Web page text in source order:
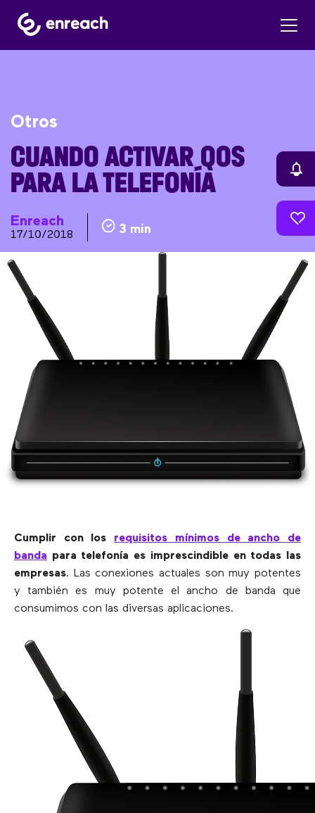
Otros
CUANDO ACTIVAR QOS
PARA LA TELEFONÍA
Enreach
17/10/2018 3 min
Cumplir con los requisitos mínimos de ancho de
banda para telefonía es imprescindible en todas las
empresas. Las conexiones actuales son muy potentes
y también es muy potente el ancho de banda que
consumimos con las diversas aplicaciones.